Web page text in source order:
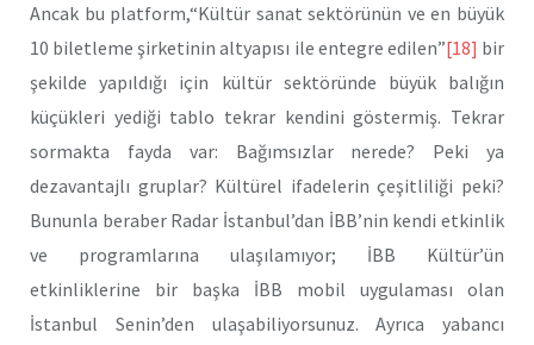
Ancak bu platform,“Kültür sanat sektörünün ve en büyük
10 biletleme şirketinin altyapısı ile entegre edilen”[18] bir
şekilde yapıldığı için kültür sektöründe büyük balığın
küçükleri yediği tablo tekrar kendini göstermiş. Tekrar
sormakta fayda var: Bağımsızlar nerede? Peki ya
dezavantajlı gruplar? Kültürel ifadelerin çeşitliliği peki?
Bununla beraber Radar İstanbul’dan İBB’nin kendi etkinlik
ve programlarına ulaşılamıyor; İBB Kültür’ün
etkinliklerine bir başka İBB mobil uygulaması olan
İstanbul Senin’den ulaşabiliyorsunuz. Ayrıca yabancı